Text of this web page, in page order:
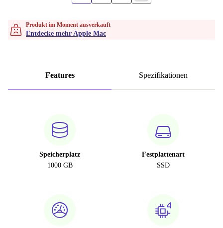
Produkt im Moment ausverkauft
Entdecke mehr Apple Mac
Features Spezifikationen
Speicherplatz
1000 GB
Festplattenart
SSD